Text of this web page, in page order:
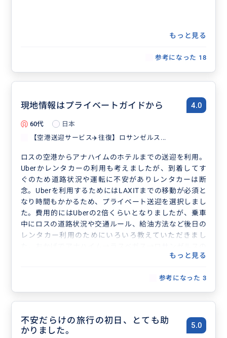
もっと見る
参考になった 18
現地情報はプライベートガイドから 4.0
60代
日本
【空港送迎サービス✈️往復】ロサンゼルス...
ロスの空港からアナハイムのホテルまでの送迎を利用。
Uberかレンタカーの利用も考えましたが、到着してす
ぐのため道路状況や運転に不安がありレンタカーは断
念。Uberを利用するためにはLAXITまでの移動が必須と
なり時間もかかるため、プライベート送迎を選択しまし
た。費用的にはUberの2倍くらいとなりましたが、乗車
中にロスの道路状況や交通ルール、給油方法など後日の
レンタカー利用のためにいろいろ教えていただきまし
レンタカー移動時に大変役にたちました。また途中トレ
バイスをいただき助かりました。やはり現地に住んでお
られる方からの情報収集は貴重です。それを含めて考え
ると初日の利用は正解でした。chiharuさん、短い時間
前からメッセージでのやりとりがあり、安心して利用さ
せていただいたこと、感謝しております。これからも頑
もっと見る
参考になった 3
不安だらけの旅行の初日、とても助
かりました。
5.0